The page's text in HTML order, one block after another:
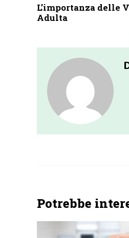
L’importanza delle
Adulta
Potrebbe